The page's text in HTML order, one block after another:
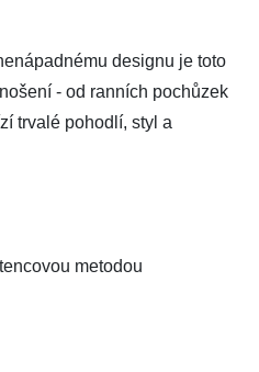
designu je toto
- od ranních pochůzek
trvalé pohodlí, styl a
metodou